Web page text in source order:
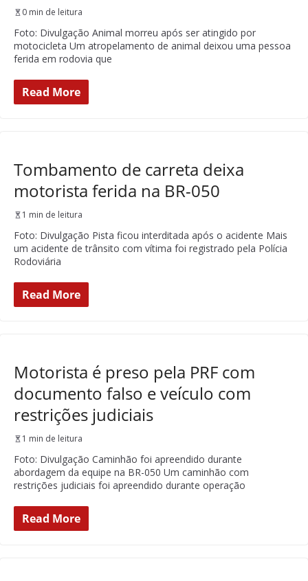
0 min de leitura
Foto: Divulgação Animal morreu após ser atingido por
motocicleta Um atropelamento de animal deixou uma pessoa
ferida em rodovia que
Read More
Tombamento de carreta deixa
motorista ferida na BR-050
1 min de leitura
Foto: Divulgação Pista ficou interditada após o acidente Mais
um acidente de trânsito com vítima foi registrado pela Polícia
Rodoviária
Read More
Motorista é preso pela PRF com
documento falso e veículo com
restrições judiciais
1 min de leitura
Foto: Divulgação Caminhão foi apreendido durante
abordagem da equipe na BR-050 Um caminhão com
restrições judiciais foi apreendido durante operação
Read More